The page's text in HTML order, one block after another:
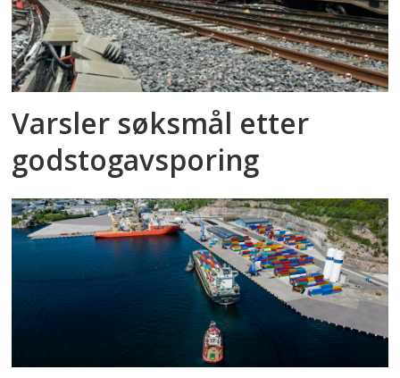
Varsler søksmål etter
godstog­avsporing